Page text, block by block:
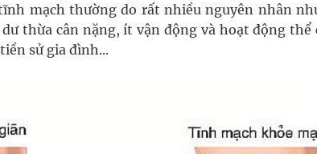
mạch thường do rất nhiều nguyên nhân
thừa cân nặng, ít vận động và hoạt động
sử gia đình...